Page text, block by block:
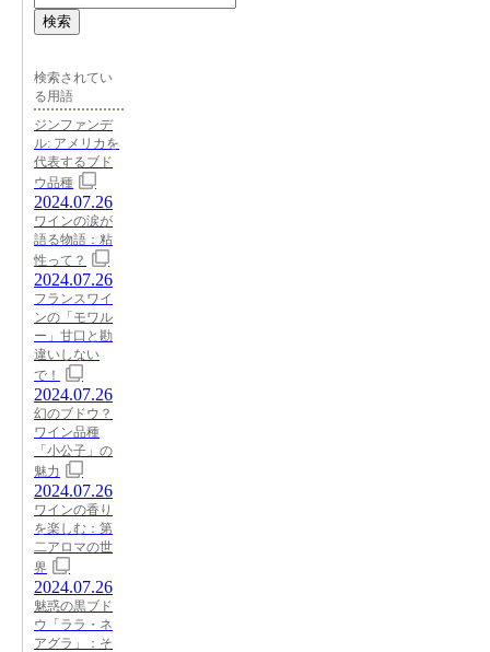
検索
検索されてい
る用語
ジンファンデ
ル: アメリカを
代表するブド
ウ品種
2024.07.26
ワインの涙が
語る物語：粘
性って？
2024.07.26
フランスワイ
ンの「モワル
ー」甘口と勘
違いしない
で！
2024.07.26
幻のブドウ？
ワイン品種
「小公子」の
魅力
2024.07.26
ワインの香り
を楽しむ：第
二アロマの世
界
2024.07.26
魅惑の黒ブド
ウ「ララ・ネ
アグラ」：そ